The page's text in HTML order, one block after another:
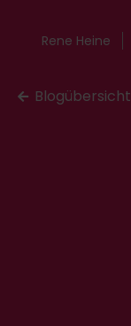
Rene Heine
Blogübersicht